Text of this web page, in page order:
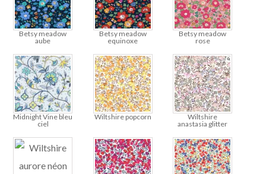
Betsy meadow
aube
Betsy meadow
equinoxe
Betsy meadow
rose
Midnight Vine bleu
ciel
Wiltshire popcorn
Wiltshire
anastasia glitter